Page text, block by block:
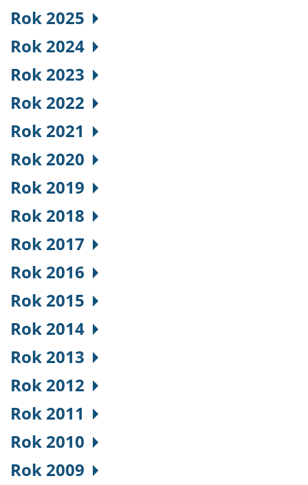
Rok 2025
Rok 2024
Rok 2023
Rok 2022
Rok 2021
Rok 2020
Rok 2019
Rok 2018
Rok 2017
Rok 2016
Rok 2015
Rok 2014
Rok 2013
Rok 2012
Rok 2011
Rok 2010
Rok 2009